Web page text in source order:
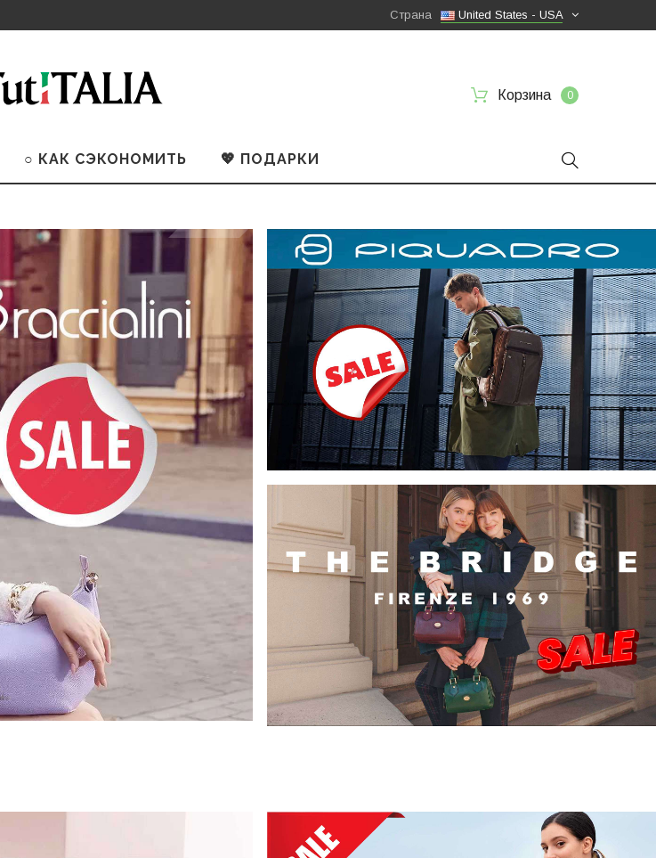
United States - USA
Страна
Корзина 0
○ КАК СЭКОНОМИТЬ 💖 ПОДАРКИ